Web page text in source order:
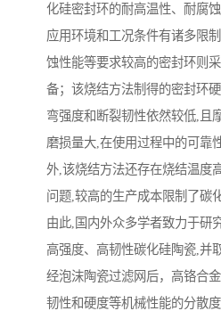
化硅密封环的耐高温性、耐腐
应用环境和工况条件有诸多限
蚀性能等要求较高的密封环则
备；该烧结方法制得的密封环
弯强度和断裂韧性依然较低,且
磨损量大,在使用过程中的可靠
外,该烧结方法还存在烧结温度
问题,较高的生产成本限制了碳
由此,国内外众多学者致力于研
高强度、高韧性碳化硅陶瓷,并
经泡沫陶瓷过滤网后，高铬合
韧性和硬度等机械性能的分散